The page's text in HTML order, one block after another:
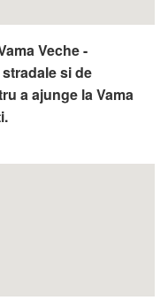
Veche -
si de
a ajunge la Vama